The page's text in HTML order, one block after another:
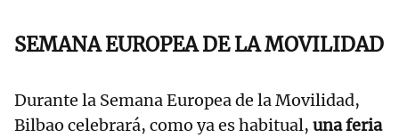
SEMANA EUROPEA DE LA MOVILIDAD
Durante la Semana Europea de la Movilidad,
Bilbao celebrará, como ya es habitual, una feria